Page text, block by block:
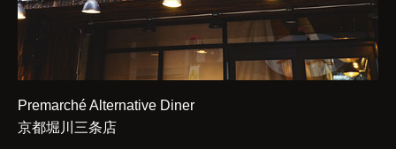
Premarché Alternative Diner
京都堀川三条店